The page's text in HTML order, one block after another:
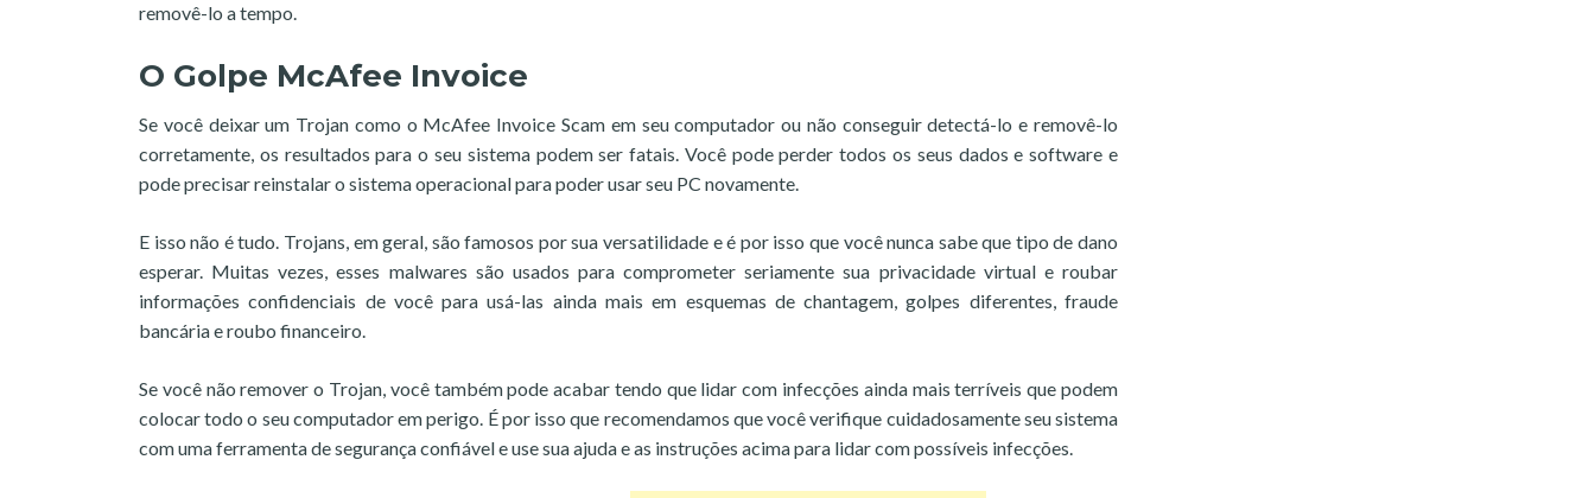
removê-lo a tempo.
O Golpe McAfee Invoice
Se você deixar um Trojan como o McAfee Invoice Scam em seu computador ou não conseguir detectá-lo e removê-lo
corretamente, os resultados para o seu sistema podem ser fatais. Você pode perder todos os seus dados e software e
pode precisar reinstalar o sistema operacional para poder usar seu PC novamente.
E isso não é tudo. Trojans, em geral, são famosos por sua versatilidade e é por isso que você nunca sabe que tipo de dano
esperar. Muitas vezes, esses malwares são usados para comprometer seriamente sua privacidade virtual e roubar
informações confidenciais de você para usá-las ainda mais em esquemas de chantagem, golpes diferentes, fraude
bancária e roubo financeiro.
Se você não remover o Trojan, você também pode acabar tendo que lidar com infecções ainda mais terríveis que podem
colocar todo o seu computador em perigo. É por isso que recomendamos que você verifique cuidadosamente seu sistema
com uma ferramenta de segurança confiável e use sua ajuda e as instruções acima para lidar com possíveis infecções.